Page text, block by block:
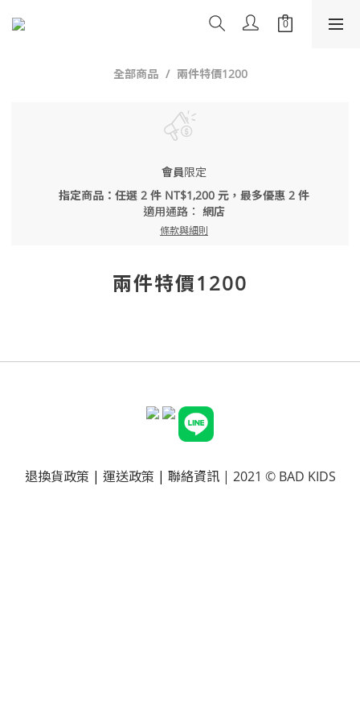
全部商品 兩件特價1200
會員限定
指定商品：任選 2 件 NT$1,200 元，最多優惠 2 件
適用通路： 網店
條款與細則
兩件特價1200
退換貨政策 | 運送政策 | 聯絡資訊| 2021 © BAD KIDS